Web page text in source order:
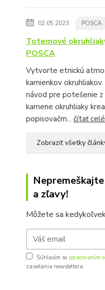
02.05.2023 POSCA
Totemové
POSCA
Vytvorte etnickú
kamienkov
návod pre potešenie z
kamene okruhliaky
popisovačm... čítať celé
Zobraziť všetky
a zľavy!
Môžete sa
Súhlasím so spracovaním
zasielania newslettera.